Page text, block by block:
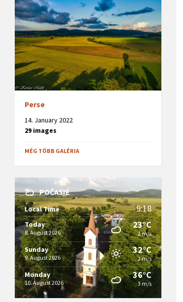
Perse
14. January 2022
29 images
MÉG TÖBB GALÉRIA
POČASIE
Local Time 9:18
Today
8. August 2026
23°C
2 m/s
Sunday
9. August 2026
32°C
2 m/s
Monday
10. August 2026
36°C
3 m/s